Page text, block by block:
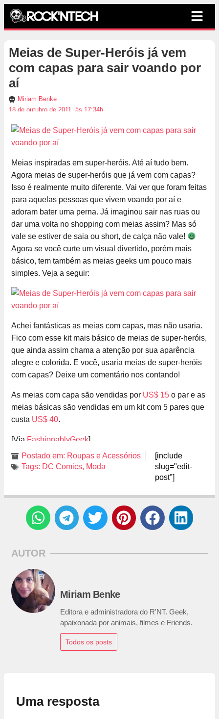
Meias de Super-Heróis já vem
com capas para sair voando por
aí
Miriam Benke
18 de outubro de 2011, às 17:34h
Meias inspiradas em super-heróis. Até aí tudo bem.
Agora meias de super-heróis que já vem com capas?
Isso é realmente muito diferente. Vai ver que foram feitas
para aquelas pessoas que vivem voando por aí e
adoram bater uma perna. Já imaginou sair nas ruas ou
dar uma volta no shopping com meias assim? Mas só
vale se estiver de saia ou short, de calça não vale!
Agora se você curte um visual divertido, porém mais
básico, tem também as meias geeks um pouco mais
simples. Veja a seguir:
Achei fantásticas as meias com capas, mas não usaria.
Fico com esse kit mais básico de meias de super-heróis,
que ainda assim chama a atenção por sua aparência
alegre e colorida. E você, usaria meias de super-heróis
com capas? Deixe um comentário nos contando!
As meias com capa são vendidas por US$ 15 o par e as
meias básicas são vendidas em um kit com 5 pares que
custa US$ 40.
[Via FashionablyGeek]
Postado em: Roupas e Acessórios
Tags: DC Comics, Moda
[include
slug="edit-
post"]
AUTOR
Miriam Benke
Editora e administradora do R'NT. Geek,
apaixonada por animais, filmes e Friends.
Todos os posts
Uma resposta